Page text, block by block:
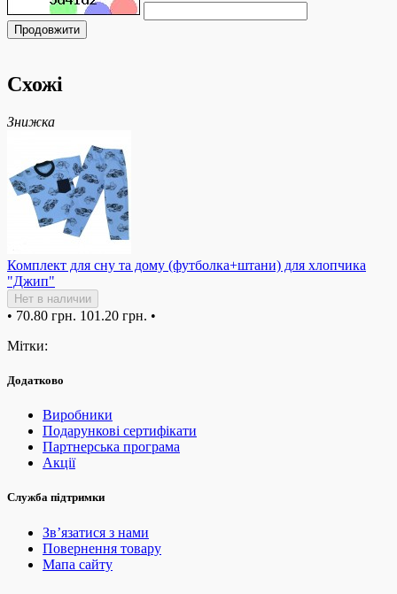
Продовжити
Схожі
Знижка
Комплект для сну та дому (футболка+штани) для хлопчика
"Джип"
Нет в наличии
• 70.80 грн. 101.20 грн. •
Мітки:
Додатково
Виробники
Подарункові сертифікати
Партнерська програма
Акції
Служба підтримки
Зв’язатися з нами
Повернення товару
Мапа сайту